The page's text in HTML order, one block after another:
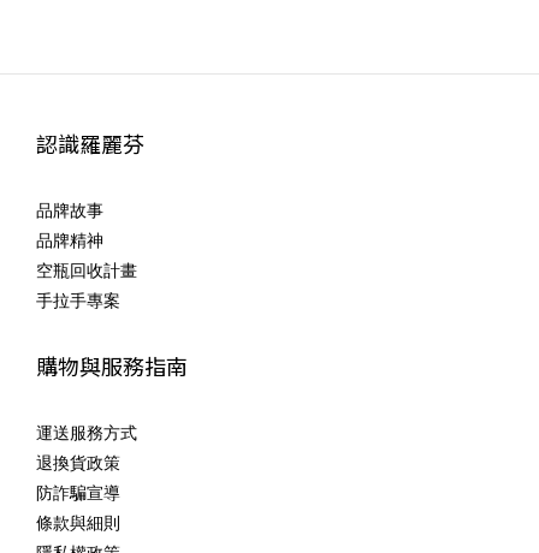
認識羅麗芬
品牌故事
品牌精神
空瓶回收計畫
手拉手專案
購物與服務指南
運送服務方式
退換貨政策
防詐騙宣導
條款與細則